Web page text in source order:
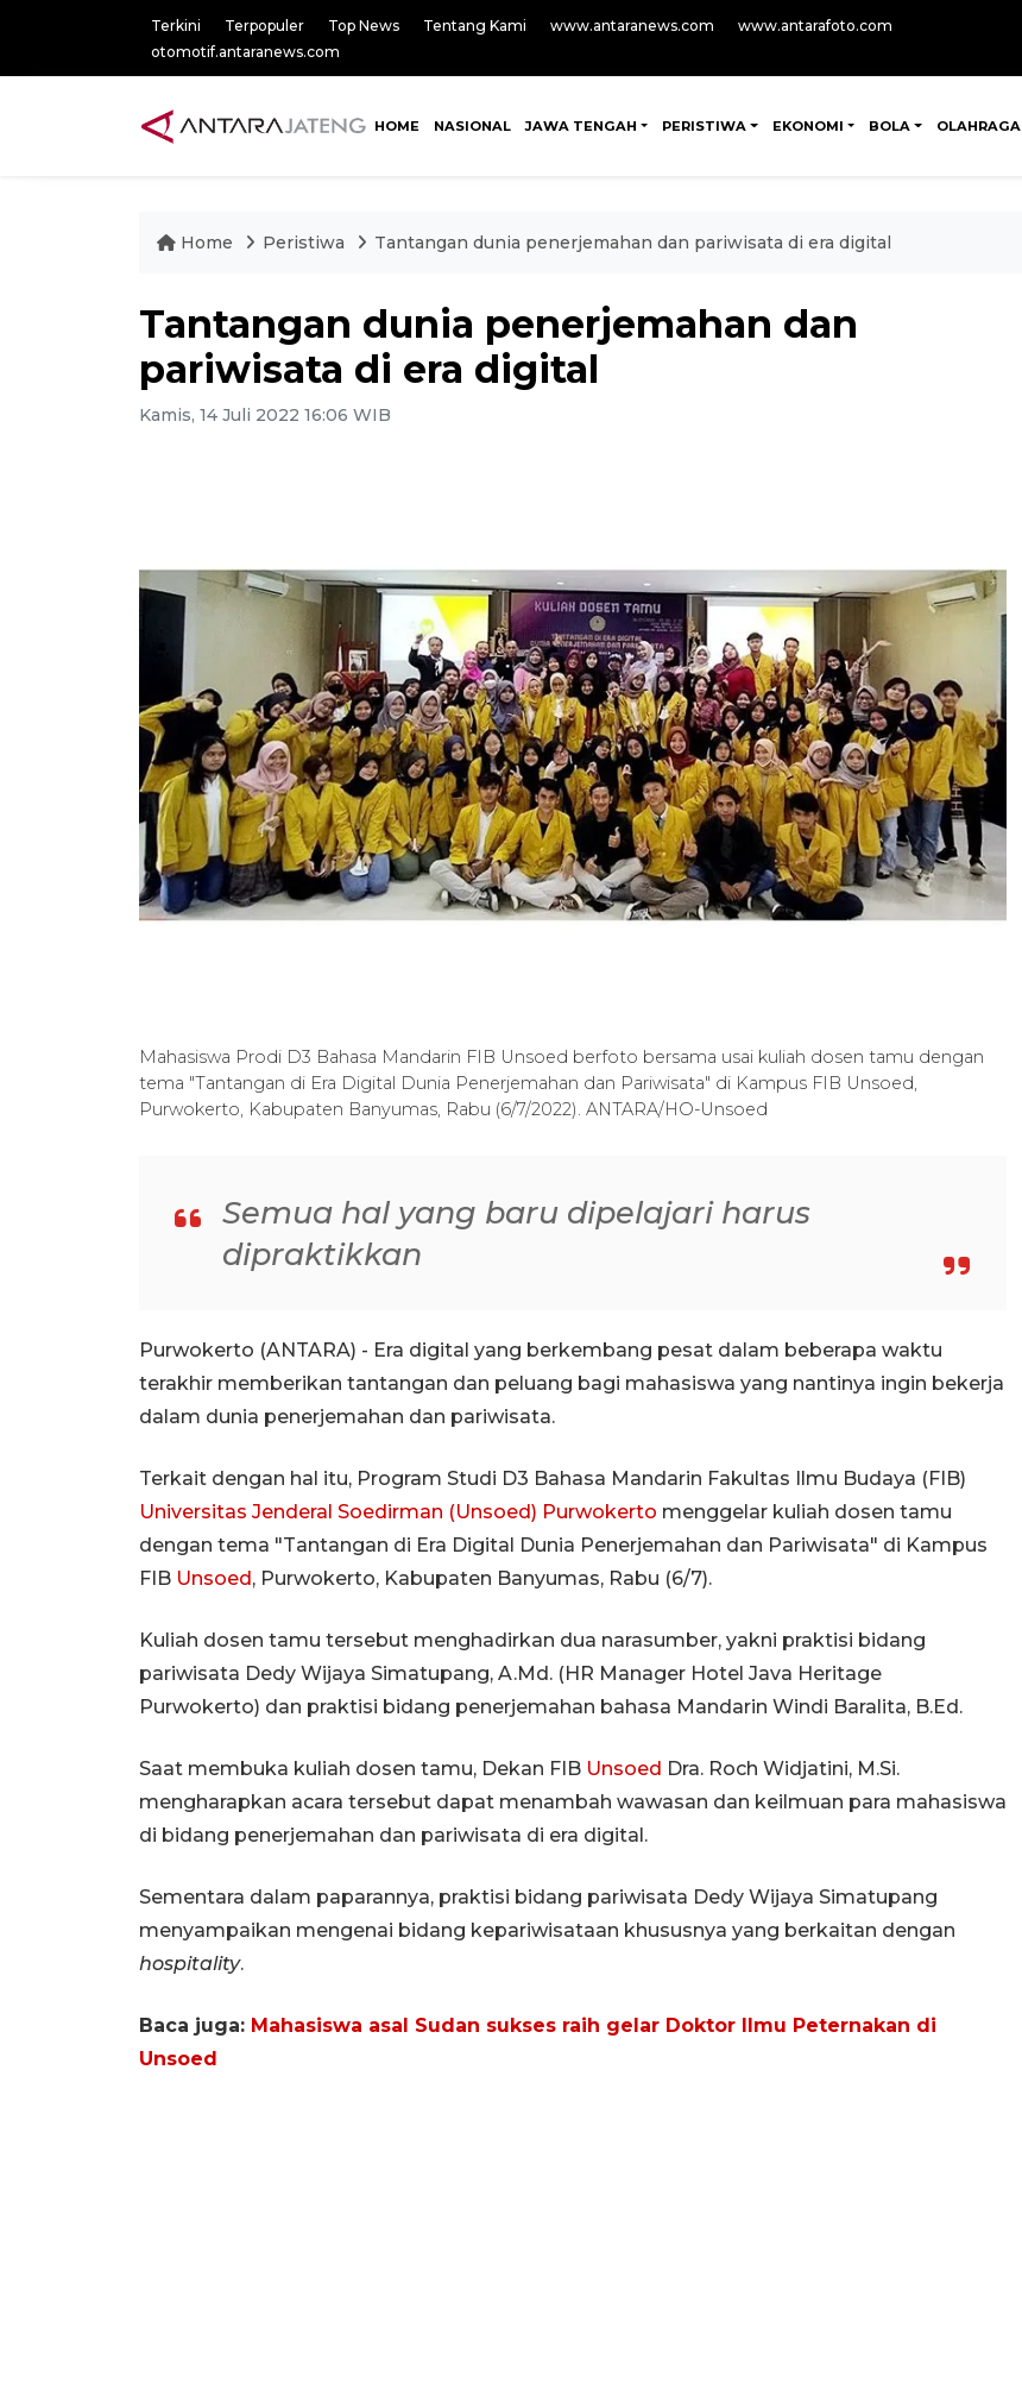
Terkini Terpopuler Top News Tentang Kami www.antaranews.com
www.antarafoto.com
otomotif.antaranews.com
HOME NASIONAL JAWA TENGAH PERISTIWA EKONOMI BOLA OLAHRAGA
Home Peristiwa Tantangan dunia penerjemahan dan pariwisata di era digital
Tantangan dunia penerjemahan dan
pariwisata di era digital
Kamis, 14 Juli 2022 16:06 WIB
Mahasiswa Prodi D3 Bahasa Mandarin FIB Unsoed berfoto bersama usai kuliah dosen tamu dengan
tema "Tantangan di Era Digital Dunia Penerjemahan dan Pariwisata" di Kampus FIB Unsoed,
Purwokerto, Kabupaten Banyumas, Rabu (6/7/2022). ANTARA/HO-Unsoed
Semua hal yang baru dipelajari harus
dipraktikkan
Purwokerto (ANTARA) - Era digital yang berkembang pesat dalam beberapa waktu
terakhir memberikan tantangan dan peluang bagi mahasiswa yang nantinya ingin bekerja
dalam dunia penerjemahan dan pariwisata.
Terkait dengan hal itu, Program Studi D3 Bahasa Mandarin Fakultas Ilmu Budaya (FIB)
Universitas Jenderal Soedirman (Unsoed) Purwokerto menggelar kuliah dosen tamu
dengan tema "Tantangan di Era Digital Dunia Penerjemahan dan Pariwisata" di Kampus
FIB Unsoed , Purwokerto, Kabupaten Banyumas, Rabu (6/7).
Kuliah dosen tamu tersebut menghadirkan dua narasumber, yakni praktisi bidang
pariwisata Dedy Wijaya Simatupang, A.Md. (HR Manager Hotel Java Heritage
Purwokerto) dan praktisi bidang penerjemahan bahasa Mandarin Windi Baralita, B.Ed.
Saat membuka kuliah dosen tamu, Dekan FIB Unsoed Dra. Roch Widjatini, M.Si.
mengharapkan acara tersebut dapat menambah wawasan dan keilmuan para mahasiswa
di bidang penerjemahan dan pariwisata di era digital.
Sementara dalam paparannya, praktisi bidang pariwisata Dedy Wijaya Simatupang
menyampaikan mengenai bidang kepariwisataan khususnya yang berkaitan dengan
hospitality.
Baca juga: Mahasiswa asal Sudan sukses raih gelar Doktor Ilmu Peternakan di
Unsoed